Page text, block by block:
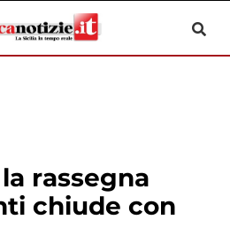
rassegna
chiude con